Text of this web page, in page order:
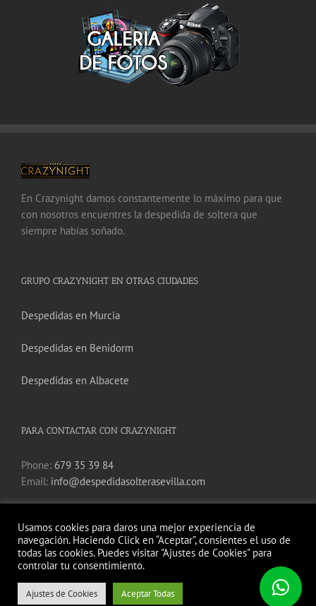
En Crazynight damos constantemente lo máximo para que
con nosotros encuentres la despedida de soltera que
siempre habías soñado.
GRUPO CRAZYNIGHT EN OTRAS CIUDADES
Despedidas en Murcia
Despedidas en Benidorm
Despedidas en Albacete
PARA CONTACTAR CON CRAZYNIGHT
Phone: 679 35 39 84
Email: info@despedidasolterasevilla.com
Despedidas Crazy Night © | https://www.despedidasolterasevilla.es
InstagramFacebook
Usamos cookies para daros una mejor experiencia de
navegación. Haciendo Click en “Aceptar”, consientes el uso de
todas las cookies. Puedes visitar "Ajustes de Cookies" para
controlar tu consentimiento.
Ajustes de Cookies Aceptar Todas